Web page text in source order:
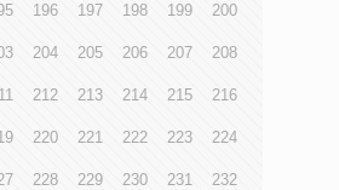
196 197 198 199 200
204 205 206 207 208
212 213 214 215 216
220 221 222 223 224
228 229 230 231 232